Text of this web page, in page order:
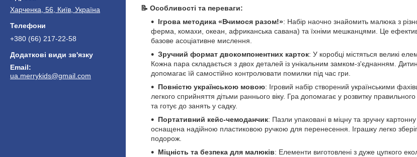
Харченка, 56, Київ, Україна
+380 (66) 217-22-58
ua.merrykids@gmail.com
📝 Особливості та переваги:
Ігрова методика «Вчимося разом!»: Набір наочно знайомить малюка з
ферма, комахи, океан, африканська савана) та їхніми мешканцями. Це
базове асоціативне мислення.
Зручний формат двокомпонентних карток: У коробці містяться великі
Кожна пара складається з двох деталей із унікальним замком-з'єднанням.
допомагає їй самостійно контролювати помилки під час гри.
Повністю українською мовою: Ігровий набір створений українськими
легкого сприйняття дітьми раннього віку. Гра допомагає у розвитку
та готує до занять у садку.
Портативний кейс-чемоданчик: Пазли упаковані в міцну та зручну
оснащена надійною пластиковою ручкою для перенесення. Іграшку легко
подорож.
Міцність та безпека для малюків: Елементи виготовлені з дуже цупкого